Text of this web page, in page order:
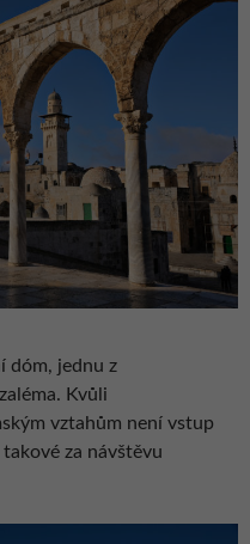
dóm, jednu z
Kvůli
vztahům není vstup
za návštěvu